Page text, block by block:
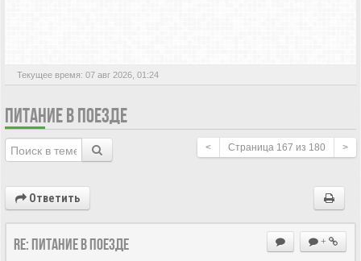
Текущее время: 07 авг 2026, 01:24
ПИТАНИЕ В ПОЕЗДЕ
< Страница 167 из 180 >
Ответить
+
Re: Питание в поезде